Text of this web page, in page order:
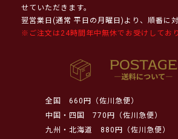
せていただきます。
翌営業日(通常 平日の月曜日)より、順番に対
※ご注文は24時間年中無休でお受けしており
全国
660円（佐川急便）
中国・四国
770円（佐川急便）
九州・北海道
880円（佐川急便）